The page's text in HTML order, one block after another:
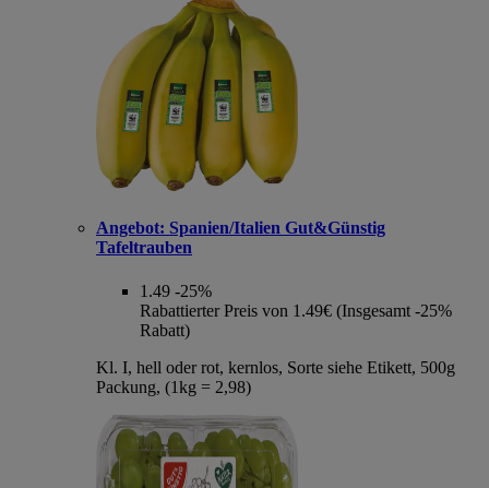
Angebot: Spanien/Italien Gut&Günstig
Tafeltrauben
1.49 -25%
Rabattierter Preis von 1.49€ (Insgesamt -25%
Rabatt)
Kl. I, hell oder rot, kernlos, Sorte siehe Etikett, 500g
Packung, (1kg = 2,98)